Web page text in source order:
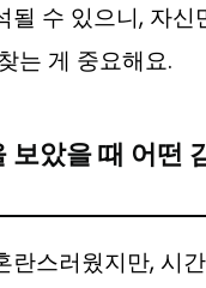
될 수 있으니, 자신
는 게 중요해요.
보았을 때 어떤
란스러웠지만, 시